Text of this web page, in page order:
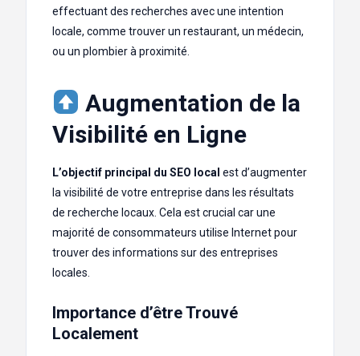
effectuant des recherches avec une intention
locale, comme trouver un restaurant, un médecin,
ou un plombier à proximité.
Augmentation de la
Visibilité en Ligne
L’objectif principal du SEO local est d’augmenter
la visibilité de votre entreprise dans les résultats
de recherche locaux. Cela est crucial car une
majorité de consommateurs utilise Internet pour
trouver des informations sur des entreprises
locales.
Importance d’être Trouvé
Localement